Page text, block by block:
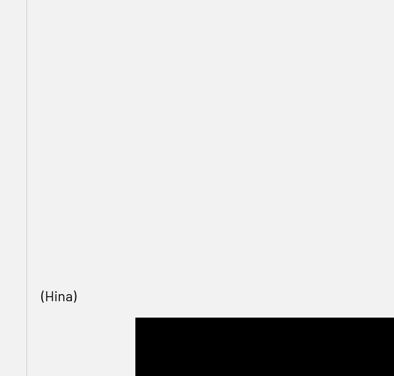
(Hina)